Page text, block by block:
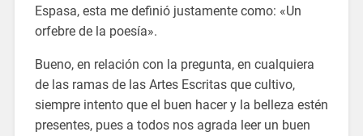
Espasa, esta me definió justamente como: «Un
orfebre de la poesía».
Bueno, en relación con la pregunta, en cualquiera
de las ramas de las Artes Escritas que cultivo,
siempre intento que el buen hacer y la belleza estén
presentes, pues a todos nos agrada leer un buen